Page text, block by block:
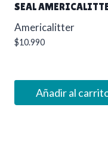
SEAL
Americalitter
$10.990
Añadir al